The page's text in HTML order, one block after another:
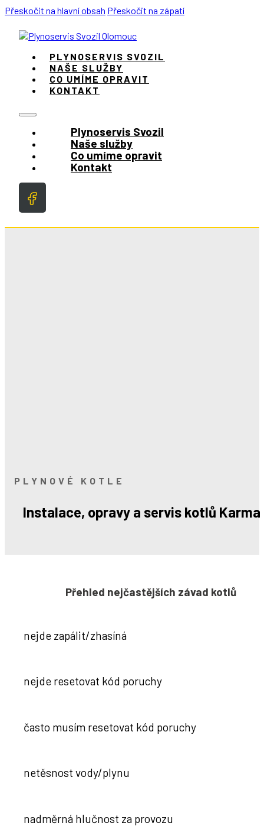
Přeskočit na hlavní obsah Přeskočit na zápatí
PLYNOSERVIS SVOZIL
NAŠE SLUŽBY
CO UMÍME OPRAVIT
KONTAKT
Plynoservis Svozil
Naše služby
Co umíme opravit
Kontakt
PLYNOVÉ KOTLE
Instalace, opravy a servis kotlů Karma
Přehled nejčastějších závad kotlů
nejde zapálit/zhasíná
nejde resetovat kód poruchy
často musím resetovat kód poruchy
netěsnost vody/plynu
nadměrná hlučnost za provozu